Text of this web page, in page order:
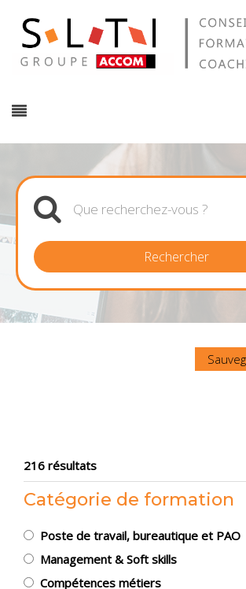
216 résultats
Catégorie de formation
Poste de travail, bureautique et PAO
Management & Soft skills
Compétences métiers